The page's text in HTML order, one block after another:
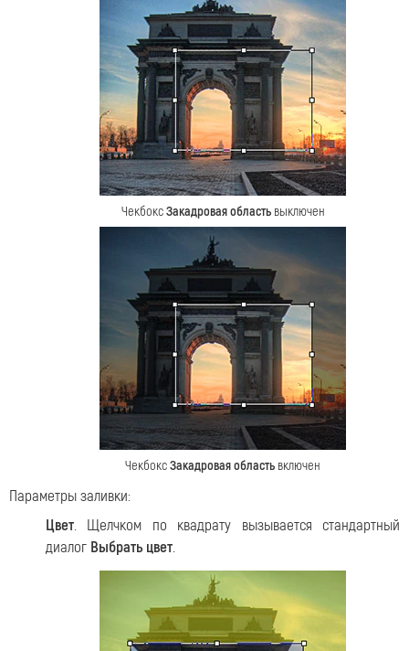
ЧекбоксЗакадровая областьвыключен
ЧекбоксЗакадровая область включен
Параметры заливки:
Цвет. Щелчком по квадрату вызывается стандартный
диалог Выбрать цвет.